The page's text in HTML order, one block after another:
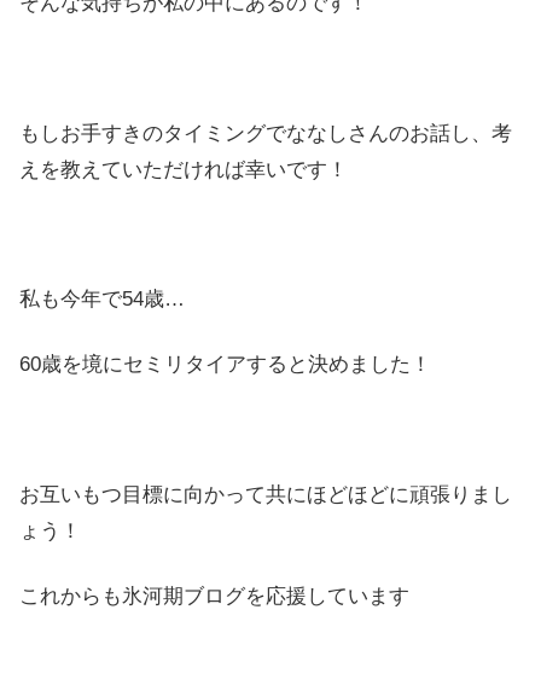
もしお手すきのタイミングでななしさんのお話し、考
えを教えていただければ幸いです！
私も今年で54歳…
60歳を境にセミリタイアすると決めました！
お互いもつ目標に向かって共にほどほどに頑張りまし
ょう！
これからも氷河期ブログを応援しています